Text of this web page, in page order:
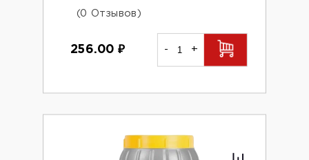
(0 Отзывов)
256.00 ₽ - +